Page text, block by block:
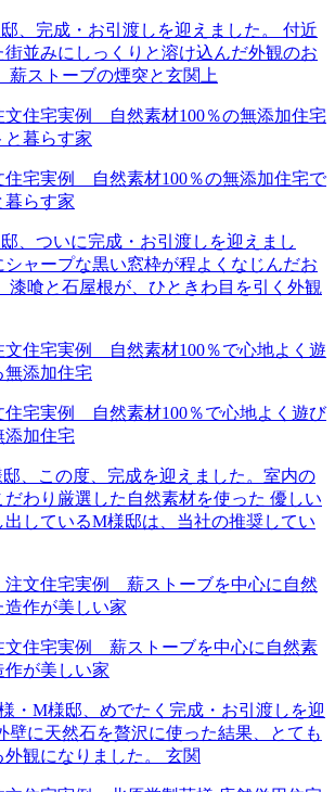
、完成・お引渡しを迎えました。 付近
並みにしっくりと溶け込んだ外観のお
薪ストーブの煙突と玄関上
住宅実例 自然素材100％の無添加住宅で
暮らす家
、ついに完成・お引渡しを迎えまし
シャープな黒い窓枠が程よくなじんだお
漆喰と石屋根が、ひときわ目を引く外観
住宅実例 自然素材100％で心地よく遊び
添加住宅
、この度、完成を迎えました。室内の
だわり厳選した自然素材を使った 優しい
出しているM様邸は、当社の推奨してい
文住宅実例 薪ストーブを中心に自然素
が美しい家
・M様邸、めでたく完成・お引渡しを迎
壁に天然石を贅沢に使った結果、とても
観になりました。 玄関